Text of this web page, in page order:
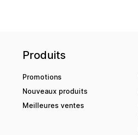
Produits
Promotions
Nouveaux produits
Meilleures ventes